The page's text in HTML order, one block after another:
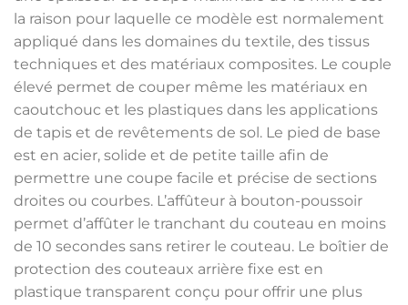
la raison pour laquelle ce modèle est normalement
appliqué dans les domaines du textile, des tissus
techniques et des matériaux composites. Le couple
élevé permet de couper même les matériaux en
caoutchouc et les plastiques dans les applications
de tapis et de revêtements de sol. Le pied de base
est en acier, solide et de petite taille afin de
permettre une coupe facile et précise de sections
droites ou courbes. L’affûteur à bouton-poussoir
permet d’affûter le tranchant du couteau en moins
de 10 secondes sans retirer le couteau. Le boîtier de
protection des couteaux arrière fixe est en
plastique transparent conçu pour offrir une plus